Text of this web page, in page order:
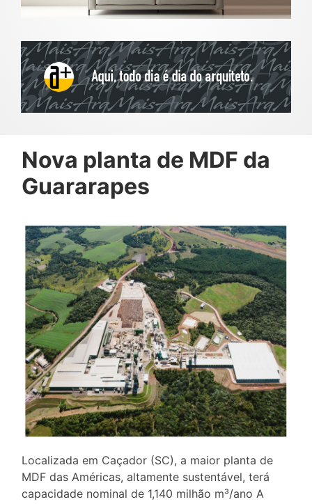
Nova planta de MDF da
Guararapes
Localizada em Caçador (SC), a maior planta de
MDF das Américas, altamente sustentável, terá
capacidade nominal de 1,140 milhão m³/ano A